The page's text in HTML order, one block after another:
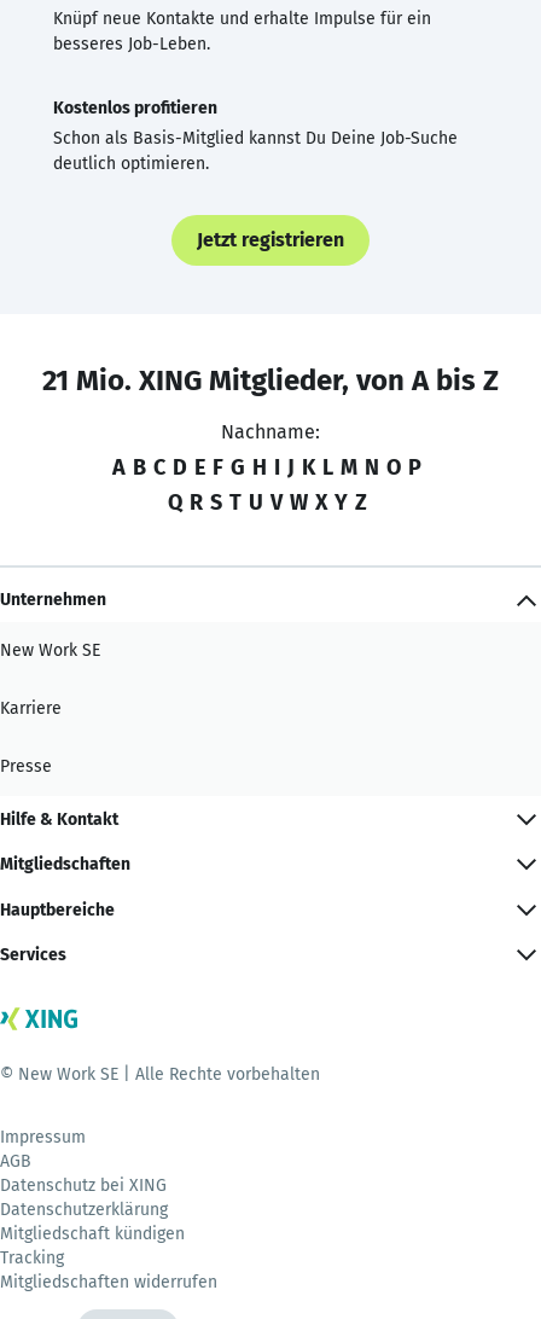
Knüpf neue Kontakte und erhalte Impulse für ein
besseres Job-Leben.
Kostenlos profitieren
Schon als Basis-Mitglied kannst Du Deine Job-Suche
deutlich optimieren.
Jetzt registrieren
21 Mio. XING Mitglieder, von A bis Z
Nachname:
A B C D E F G H I J K L M N O P
Q R S T U V W X Y Z
Unternehmen
New Work SE
Karriere
Presse
Hilfe & Kontakt
Mitgliedschaften
Hauptbereiche
Services
© New Work SE | Alle Rechte vorbehalten
Impressum
AGB
Datenschutz bei XING
Datenschutzerklärung
Mitgliedschaft kündigen
Tracking
Mitgliedschaften widerrufen